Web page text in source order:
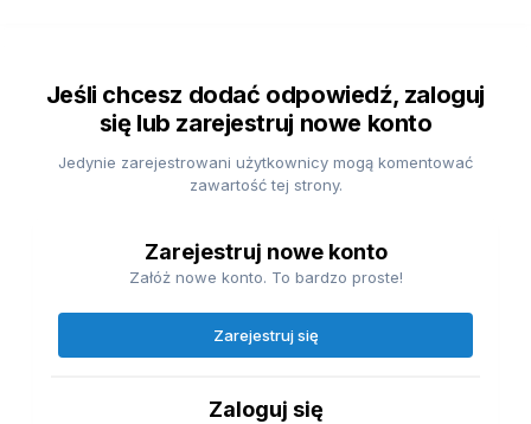
Jeśli chcesz dodać odpowiedź, zaloguj
się lub zarejestruj nowe konto
Jedynie zarejestrowani użytkownicy mogą komentować
zawartość tej strony.
Zarejestruj nowe konto
Załóż nowe konto. To bardzo proste!
Zarejestruj się
Zaloguj się